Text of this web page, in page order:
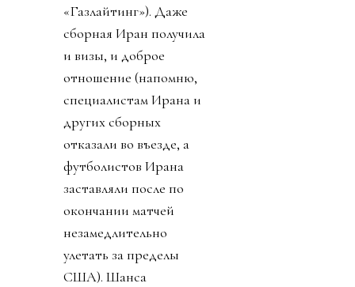
«Газлайтинг»). Даже
сборная Иран получила
и визы, и доброе
отношение (напомню,
специалистам Ирана и
других сборных
отказали во въезде, а
футболистов Ирана
заставляли после по
окончании матчей
незамедлительно
улетать за пределы
США). Шанса